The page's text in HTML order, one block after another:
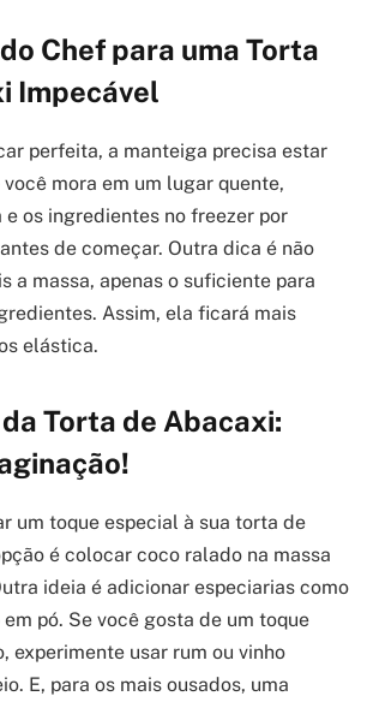
Chef para uma Torta
Impecável
perfeita, a manteiga precisa estar
mora em um lugar quente,
os ingredientes no freezer por
de começar. Outra dica é não
a massa, apenas o suficiente para
Assim, ela ficará mais
elástica.
Torta de Abacaxi:
um toque especial à sua torta de
é colocar coco ralado na massa
ideia é adicionar especiarias como
pó. Se você gosta de um toque
experimente usar rum ou vinho
E, para os mais ousados, uma